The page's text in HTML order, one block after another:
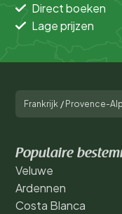
Direct boeken
Lage prijzen
Frankrijk / Provence-
Populaire
Veluwe
Ardennen
Costa Blanca